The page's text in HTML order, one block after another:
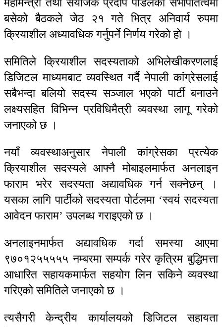
महामन्त्री तथा संयोजक प्रदीप पौडेलको सभापतित्वमा
बसेको बैठकले जेठ २१ गते भित्र अनिवार्य रुपमा
क्रियाशील अध्यावधिक गर्नुपर्ने निर्णय गरेको हो ।
समितिले क्रियाशील सदस्यताको अभिलेखीकरणलाई
डिजिटल माध्यमबाट व्यवस्थित गर्दै नेपाली कांग्रेसलाई
सबैभन्दा बलियो सदस्य सञ्जाल भएको पार्टी बनाउने
लक्ष्यसहित विभिन्न प्रविधिमैत्री व्यवस्था लागू गरेको
जनाएको छ ।
नयाँ व्यवस्थाअनुसार नेपाली कांग्रेसका प्रत्येक
क्रियाशील सदस्यले आफ्नै मोबाइलमार्फत अनलाइन
फाराम भरेर सदस्यता अद्यावधिक गर्न सक्नेछन् ।
यसका लागि पार्टीको सदस्यता पोर्टलमा ‘स्वयं सदस्यता
आवेदन फाराम’ उपलब्ध गराइएको छ ।
अनलाइनमार्फत अद्यावधिक गर्दा समस्या आएमा
९७०१२५५५५५ नम्बरमा सम्पर्क गरेर कृत्रिम बुद्धिमत्ता
आधारित सहायकमार्फत सहयोग लिन सकिने व्यवस्था
गरिएको समितिले जनाएको छ ।
त्यसैगरी केन्द्रीय कार्यालयको डिजिटल सहायता